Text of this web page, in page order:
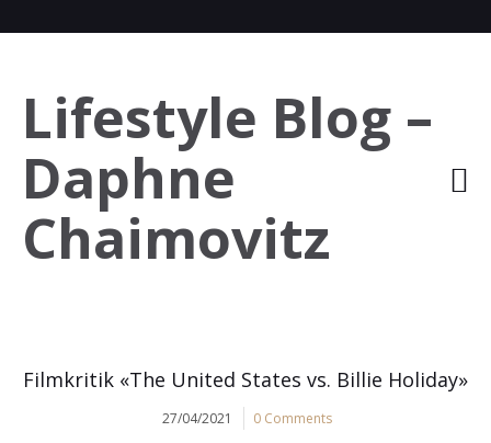
Lifestyle Blog –
Daphne
Chaimovitz
Filmkritik «The United States vs. Billie Holiday»
27/04/2021 0 Comments